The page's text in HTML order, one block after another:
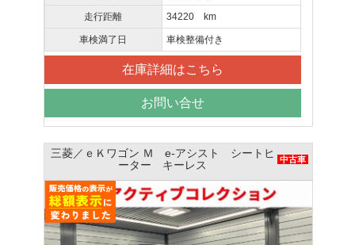
走行距離 34220 km
車検満了日 車検整備付き
在庫詳細はこちら
お問い合せ
三菱／ｅＫワゴン Ｍ e-アシスト シートヒ
ーター キーレス
中古車